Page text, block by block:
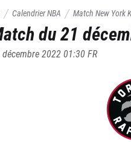
Actu NBA
Calendrier NBA Match New York
du21
2022 01:30FR